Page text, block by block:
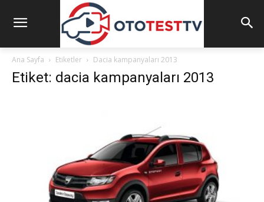
Ana Sayfa Etiketler Dacia kampanyaları 2013
Etiket: dacia kampanyaları 2013